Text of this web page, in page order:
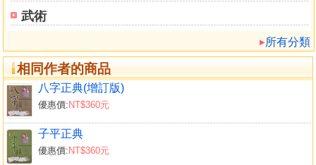
武術
所有分類
相同作者的商品
八字正典(增訂版)
優惠價: NT$360元
子平正典
優惠價: NT$360元